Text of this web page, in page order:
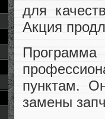
для
Акция
пунктам.
замены